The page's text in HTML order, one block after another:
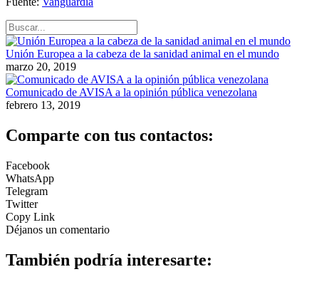
Unión Europea a la cabeza de la sanidad animal en el mundo
marzo 20, 2019
Comunicado de AVISA a la opinión pública venezolana
febrero 13, 2019
Comparte con tus contactos:
Facebook
WhatsApp
Telegram
Twitter
Copy Link
Déjanos un comentario
También podría interesarte: